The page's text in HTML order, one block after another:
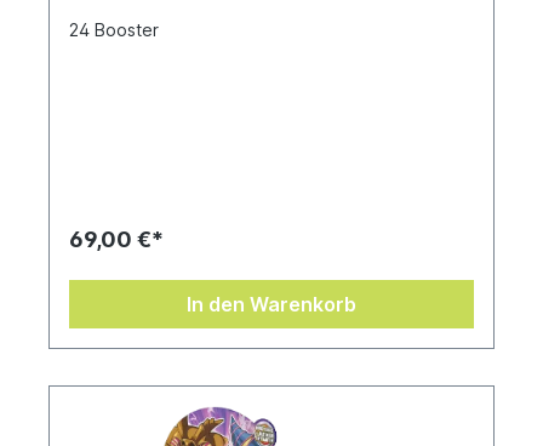
24 Booster
69,00 €*
In den Warenkorb